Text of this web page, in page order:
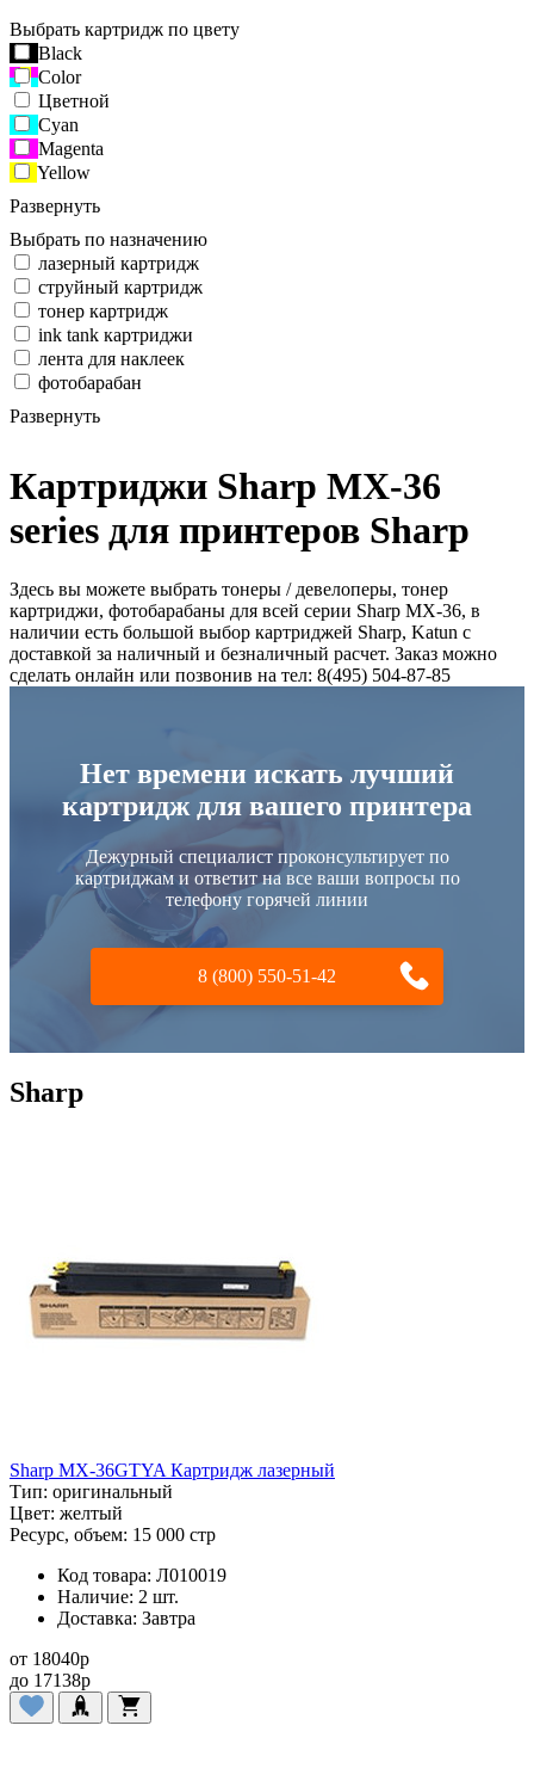
Выбрать картридж по цвету
Black
Color
Цветной
Cyan
Magenta
Yellow
Развернуть
Выбрать по назначению
лазерный картридж
струйный картридж
тонер картридж
ink tank картриджи
лента для наклеек
фотобарабан
Развернуть
Картриджи Sharp MX-36
series для принтеров Sharp
Здесь вы можете выбрать тонеры / девелоперы, тонер
картриджи, фотобарабаны для всей серии Sharp MX-36, в
наличии есть большой выбор картриджей Sharp, Katun с
доставкой за наличный и безналичный расчет. Заказ можно
сделать онлайн или позвонив на тел: 8(495) 504-87-85
Нет времени искать лучший
картридж для вашего принтера
Дежурный специалист проконсультирует по
картриджам и ответит на все ваши вопросы по
телефону горячей линии
8 (800) 550-51-42
Sharp
Sharp MX-36GTYA Картридж лазерный
Тип: оригинальный
Цвет: желтый
Ресурс, объем: 15 000 стр
Код товара: Л010019
Наличие: 2 шт.
Доставка: Завтра
от 18040p
до 17138p